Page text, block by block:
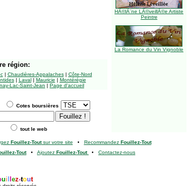
HÃ©lÃ¨ne LÃ©veillÃ©e Artiste
Peintre
La Romance du Vin Vignoble
région:
| Chaudières-Appalaches| Côte-Nord
| Laval| Mauricie | Montérégie
Lac-Saint-Jean | Page d'accueil
Cotes boursières
tout le web
Fouillez-Toutsur votre site • Recommandez Fouillez-Tout
Tout• Ajoutez Fouillez-Tout • Contactez-nous
ui ez-tout